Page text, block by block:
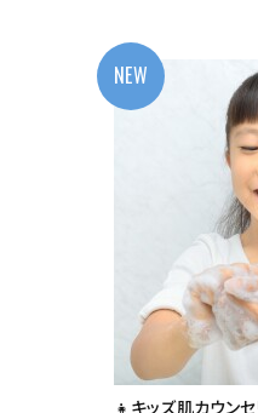
NEW
👧キッズ肌カウン